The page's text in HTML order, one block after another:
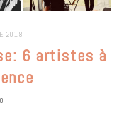
2018
6 artistes à